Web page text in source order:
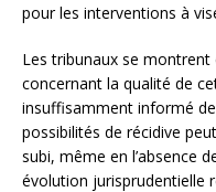
pour les interventions à
Les tribunaux se montrent
concernant la qualité de
insuffisamment informé
possibilités de récidive
subi, même en l’absence
évolution jurisprudentielle